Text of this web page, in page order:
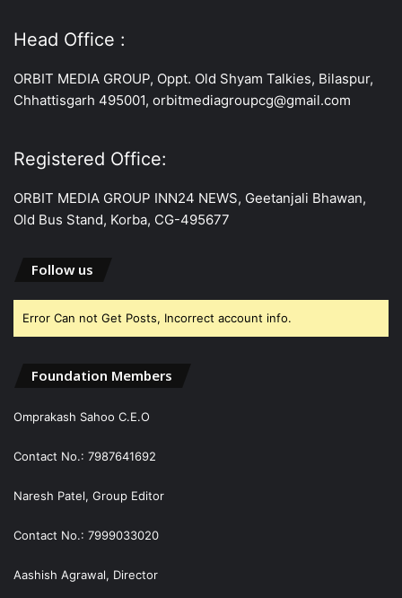
Head Office :
ORBIT MEDIA GROUP, Oppt. Old Shyam Talkies, Bilaspur,
Chhattisgarh 495001, orbitmediagroupcg@gmail.com
Registered Office:
ORBIT MEDIA GROUP INN24 NEWS, Geetanjali Bhawan,
Old Bus Stand, Korba, CG-495677
Follow us
Error Can not Get Posts, Incorrect account info.
Foundation Members
Omprakash Sahoo C.E.O
Contact No.: 7987641692
Naresh Patel, Group Editor
Contact No.: 7999033020
Aashish Agrawal, Director